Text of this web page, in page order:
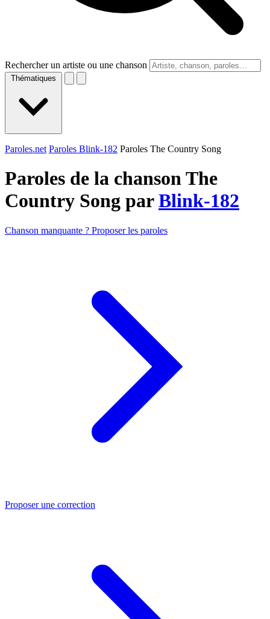
Rechercher un artiste ou une chanson
Thématiques
Paroles.net Paroles Blink-182 Paroles The Country Song
Paroles de la chanson The
Country Song parBlink-182
Chanson manquante ? Proposer les paroles
Proposer une correction